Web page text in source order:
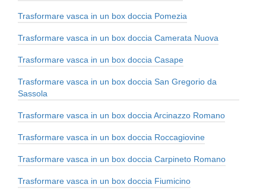
Trasformare vasca in un box doccia Pomezia
Trasformare vasca in un box doccia Camerata Nuova
Trasformare vasca in un box doccia Casape
Trasformare vasca in un box doccia San Gregorio da
Sassola
Trasformare vasca in un box doccia Arcinazzo Romano
Trasformare vasca in un box doccia Roccagiovine
Trasformare vasca in un box doccia Carpineto Romano
Trasformare vasca in un box doccia Fiumicino